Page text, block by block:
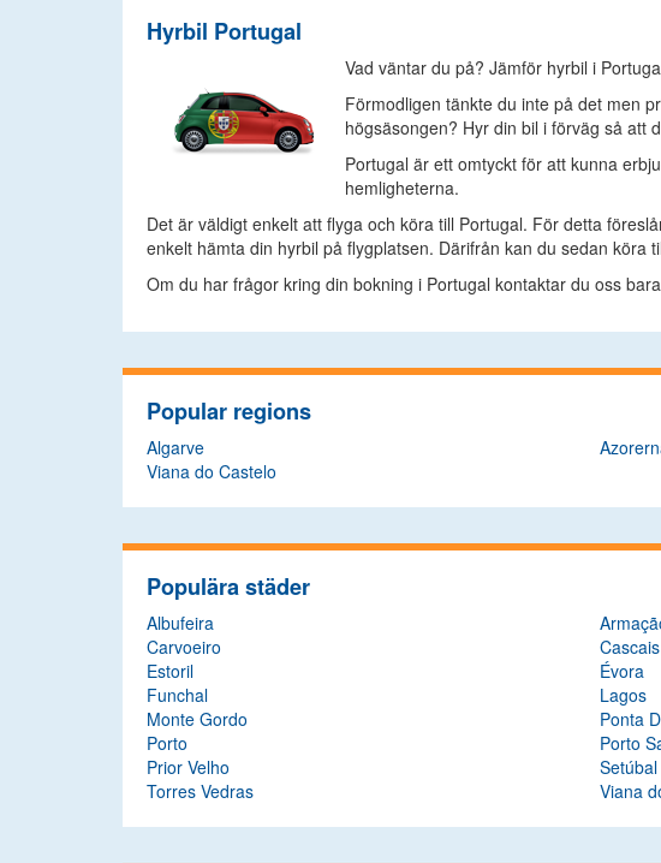
Hyrbil Portugal
Vad väntar du på? Jämför hyrbil i
Förmodligen tänkte du inte på det men
högsäsongen? Hyr din bil i förväg så att
Portugal är ett omtyckt för att kunna
hemligheterna.
Det är väldigt enkelt att flyga och köra till Portugal. För detta
enkelt hämta din hyrbil på flygplatsen. Därifrån kan du sedan
Om du har frågor kring din bokning i Portugal kontaktar du oss
Popular regions
Algarve
Viana do Castelo
Populära städer
Albufeira
Carvoeiro
Cascais
Estoril
Évora
Funchal
Lagos
Monte Gordo
Ponta
Porto
Porto
Prior Velho
Setúbal
Torres Vedras
Viana